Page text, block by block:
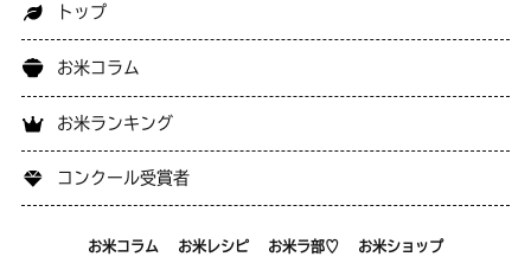
トップ
お米コラム
お米ランキング
コンクール受賞者
お米コラム お米レシピ お米ラ部♡ お米ショップ